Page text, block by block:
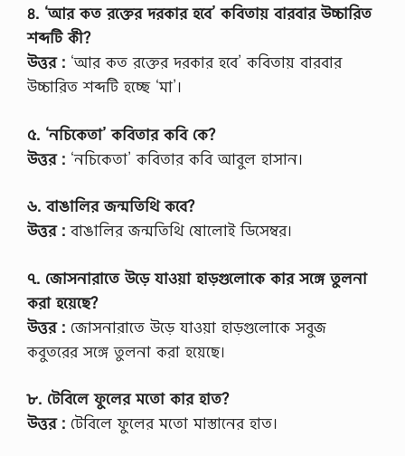
৪. ‘আর কত রক্তের দরকার হবে’ কবিতায় বারবার উচ্চারিত
শব্দটি কী?
উত্তর : ‘আর কত রক্তের দরকার হবে’ কবিতায় বারবার
উচ্চারিত শব্দটি হচ্ছে ‘মা’।
৫. ‘নচিকেতা’ কবিতার কবি কে?
উত্তর : ‘নচিকেতা’ কবিতার কবি আবুল হাসান।
৬. বাঙালির জন্মতিথি কবে?
উত্তর : বাঙালির জন্মতিথি ষোলোই ডিসেম্বর।
৭. জোসনারাতে উড়ে যাওয়া হাড়গুলোকে কার সঙ্গে তুলনা
করা হয়েছে?
উত্তর : জোসনারাতে উড়ে যাওয়া হাড়গুলোকে সবুজ
কবুতরের সঙ্গে তুলনা করা হয়েছে।
৮. টেবিলে ফুলের মতো কার হাত?
উত্তর : টেবিলে ফুলের মতো মাস্তানের হাত।